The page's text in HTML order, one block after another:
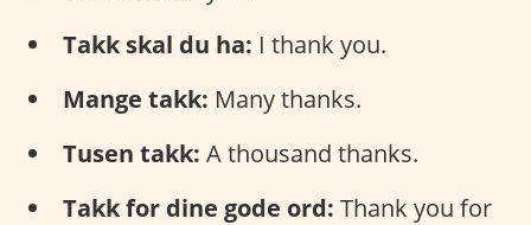
Takk skal du ha: I thank you.
Mange takk: Many thanks.
Tusen takk: A thousand thanks.
Takk for dine gode ord: Thank you for